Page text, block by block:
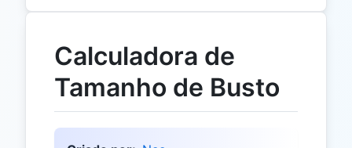
Calculadora de
Tamanho de Busto